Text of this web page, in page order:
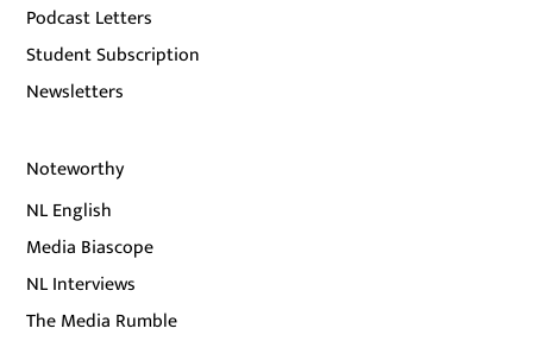
Podcast Letters
Student Subscription
Newsletters
Noteworthy
NL English
Media Biascope
NL Interviews
The Media Rumble